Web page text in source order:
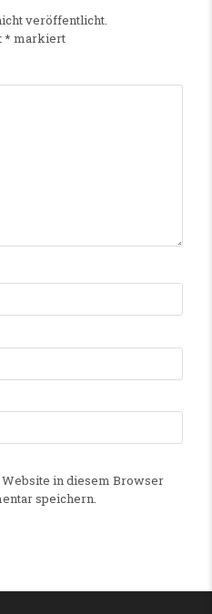
veröffentlicht.
* markiert
in diesem Browser
speichern.